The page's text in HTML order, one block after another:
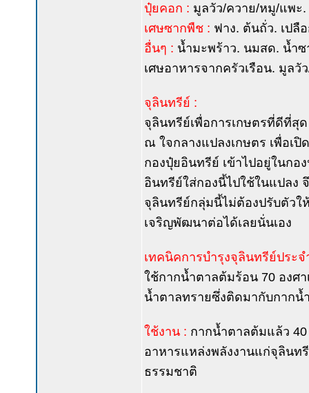
ปุ๋ยคอก : มูลวัว/ควาย/หมู/แพะ.
เศษซากพืช : ฟาง. ต้นถั่ว. เปลื
อื่นๆ : น้ำมะพร้าว. นมสด. น้ำซ
เศษอาหารจากครัวเรือน. มูล
จุลินทรีย์ :
จุลินทรีย์เพื่อการเกษตรที่ดีที่สุ
ณ ใจกลางแปลงเกษตร เพื่อเ
กองปุ๋ยอินทรีย์ เข้าไปอยู่ในก
อินทรีย์ใส่กองนี้ไปใช้ในแปลง
จุลินทรีย์กลุ่มนี้ไม่ต้องปรับตัวใ
เจริญพัฒนาต่อได้เลยนั่นเอง
เทคนิคการบำรุงจุลินทรีย์ประจ
ใช้กากน้ำตาลต้มร้อน 70 องศ
น้ำตาลทรายซึ่งติดมากับกากน้
ใช้งาน : กากน้ำตาลต้มแล้ว
อาหารแหล่งพลังงานแก่จุลินท
ธรรมชาติ